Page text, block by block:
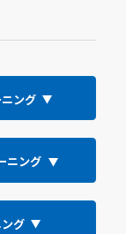
ング
ニング
グ